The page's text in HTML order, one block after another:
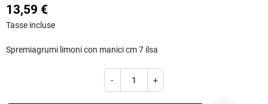
13,59 €
Tasse incluse
Spremiagrumi limoni con manici cm 7 ilsa
- +